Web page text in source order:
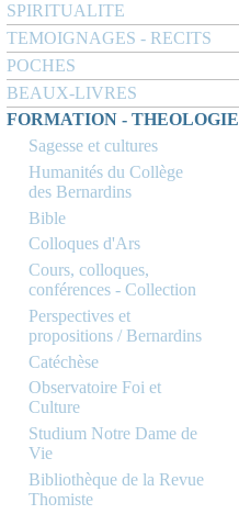
SPIRITUALITE
TEMOIGNAGES - RECITS
POCHES
BEAUX-LIVRES
FORMATION - THEOLOGIE
Sagesse et cultures
Humanités du Collège
des Bernardins
Bible
Colloques d'Ars
Cours, colloques,
conférences - Collection
Perspectives et
propositions / Bernardins
Catéchèse
Observatoire Foi et
Culture
Studium Notre Dame de
Vie
Bibliothèque de la Revue
Thomiste